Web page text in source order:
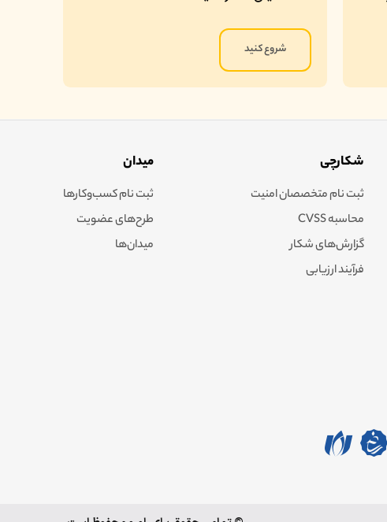
شروع کنید
شکارچی
ثبت نام متخصصان امنیت
محاسبه CVSS
گزارش‌های شکار
فرآیند ارزیابی
میدان
ثبت نام کسب‌وکارها
طرح‌های عضویت
میدان‌ها